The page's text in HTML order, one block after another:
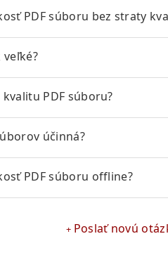
PDF súboru bez straty
veľké?
PDF súboru?
účinná?
PDF súboru offline?
Poslať novú